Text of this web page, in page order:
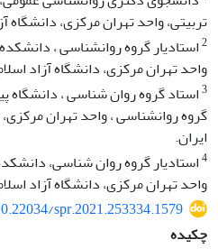
تربیتی، واحد تهران مرکزی، دانشگاه
2استادیار گروه روانشناسی ،
واحد تهران مرکزی، دانشگاه آزاد
3استاد گروه روان شناسی ، دانشگاه
گروه روانشناسی ، واحد تهران مرکزی،
ایران.
4استادیار گروه روان شناسی،
واحد تهران مرکزی، دانشگاه آزاد
spr.2021.253334.1579
چکیده